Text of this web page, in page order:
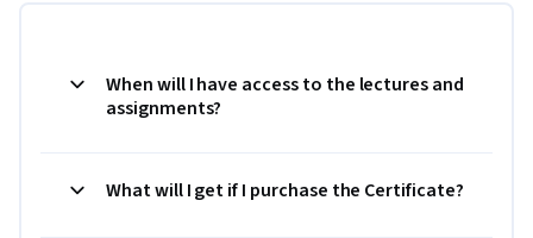
When will I have access to the lectures and
assignments?
What will I get if I purchase the Certificate?